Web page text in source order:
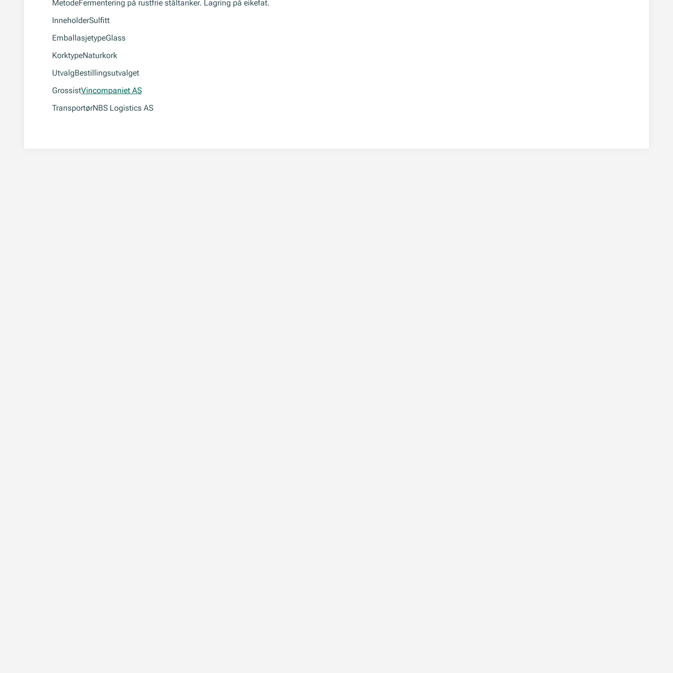
MetodeFermentering på rustfrie ståltanker. Lagring på eikefat.
InneholderSulfitt
EmballasjetypeGlass
KorktypeNaturkork
UtvalgBestillingsutvalget
GrossistVincompaniet AS
TransportørNBS Logistics AS